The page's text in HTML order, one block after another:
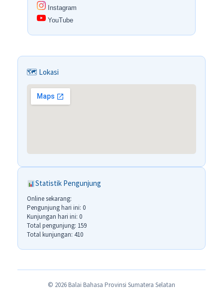
Instagram
YouTube
🗺 Lokasi
Statistik Pengunjung
Online sekarang:
Pengunjung hari ini: 0
Kunjungan hari ini: 0
Total pengunjung: 159
Total kunjungan: 410
© 2026 Balai Bahasa Provinsi Sumatera Selatan